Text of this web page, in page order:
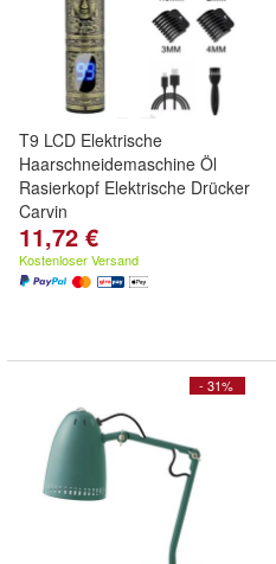
T9 LCD Elektrische
Haarschneidemaschine Öl
Rasierkopf Elektrische Drücker
Carvin
11,72 €
Kostenloser Versand
- 31%